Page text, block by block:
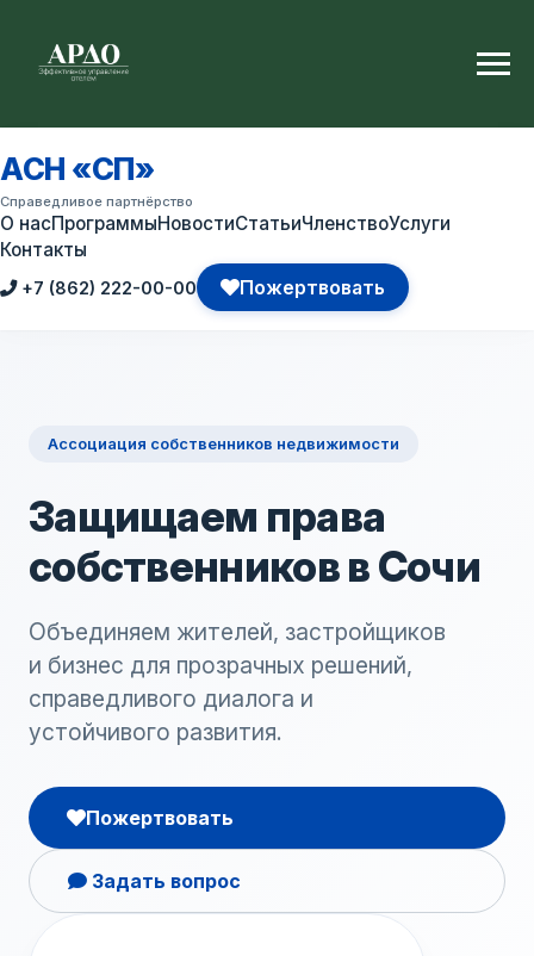
АСН «СП»
Справедливое партнёрство
О насПрограммыНовостиСтатьиЧленствоУслуги
Контакты
+7 (862) 222-00-00 Пожертвовать
Ассоциация собственников недвижимости
Защищаем права
собственников в Сочи
Объединяем жителей, застройщиков
и бизнес для прозрачных решений,
справедливого диалога и
устойчивого развития.
Пожертвовать
Задать вопрос